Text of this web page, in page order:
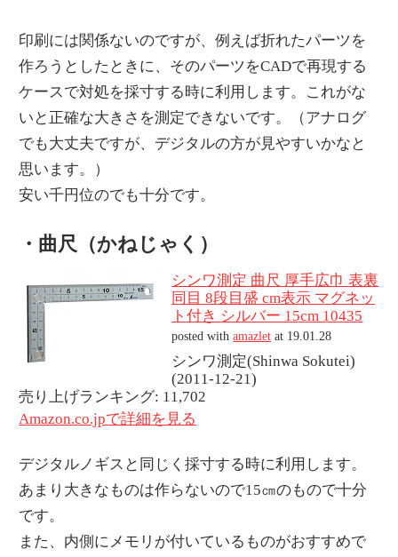
印刷には関係ないのですが、例えば折れたパーツを
作ろうとしたときに、そのパーツをCADで再現する
ケースで対処を採寸する時に利用します。これがな
いと正確な大きさを測定できないです。（アナログ
でも大丈夫ですが、デジタルの方が見やすいかなと
思います。）
安い千円位のでも十分です。
・曲尺（かねじゃく）
シンワ測定 曲尺 厚手広巾 表裏
同目 8段目盛 cm表示 マグネッ
ト付き シルバー 15cm 10435
posted withamazlet at 19.01.28
シンワ測定(Shinwa Sokutei)
(2011-12-21)
売り上げランキング: 11,702
Amazon.co.jpで詳細を見る
デジタルノギスと同じく採寸する時に利用します。
あまり大きなものは作らないので15㎝のもので十分
です。
また、内側にメモリが付いているものがおすすめで